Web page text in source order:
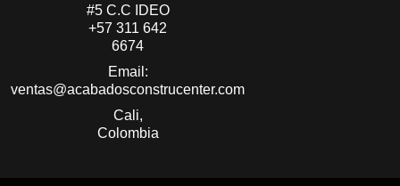
#5 C.C IDEO
+57 311 642
6674
Email:
ventas@acabadosconstrucenter.com
Cali,
Colombia